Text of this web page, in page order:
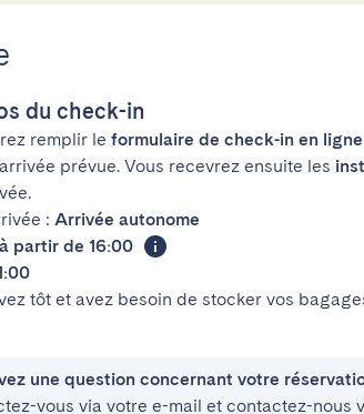
du check-in
remplir le formulaire de check-in en ligne
prévue. Vous recevrez ensuite les
: Arrivée autonome
à partir de 16:00
tôt et avez besoin de stocker vos
une question concernant votre
vous via votre e-mail et contactez-nous